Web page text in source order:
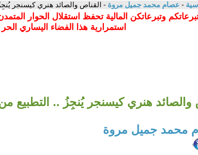
- عصام محمد جميل مروة - القناص والصائد هنري كيسنجر
وتبرعاتكن المالية تحفظ استقلال الحوار
استمرارية هذا الفضاء اليساري الحر
والصائد هنري كيسنجر يُنجِزُ .. التطبيع من
محمد جميل مروة